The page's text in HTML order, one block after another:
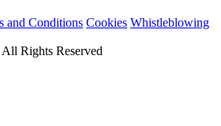
and Conditions Cookies Whistleblowing
Rights Reserved